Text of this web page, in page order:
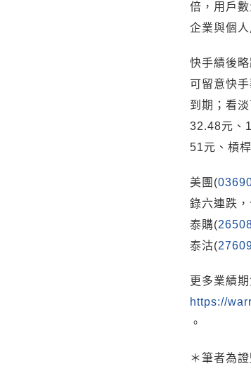
倍，用戶
企業與個
快手績後
可留意快
到期；看
32.48元、
51元、槓
美團(
錄六連跌
泰購(
泰沽(
更多業績
https://
。
＊筆者為